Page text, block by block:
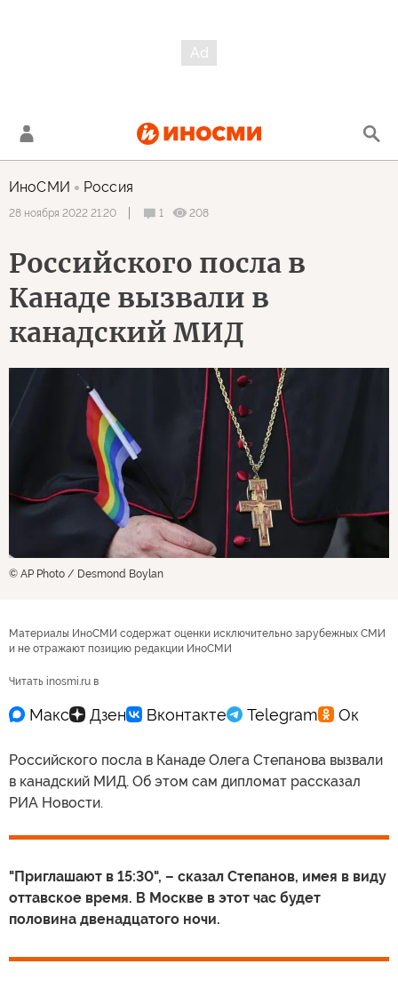
ИноСМИ Россия
28 ноября 2022 21:20 1 208
Российского посла в
Канаде вызвали в
канадский МИД
© AP Photo / Desmond Boylan
Материалы ИноСМИ содержат оценки исключительно зарубежных СМИ
и не отражают позицию редакции ИноСМИ
Читать inosmi.ru в
Российского посла в Канаде Олега Степанова вызвали
в канадский МИД. Об этом сам дипломат рассказал
РИА Новости.
"Приглашают в 15:30", – сказал Степанов, имея в виду
оттавское время. В Москве в этот час будет
половина двенадцатого ночи.